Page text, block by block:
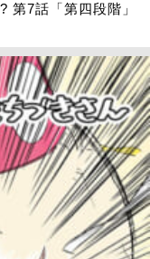
第7話「第四段階」